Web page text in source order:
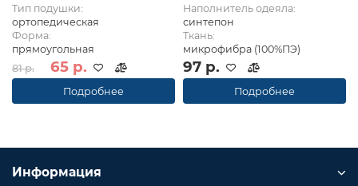
Тип подушки:
ортопедическая
Форма:
прямоугольная
81 р.
65 р.
Подробнее
Наполнитель одеяла:
синтепон
Ткань:
микрофибра (100%ПЭ)
97 р.
Подробнее
Информация